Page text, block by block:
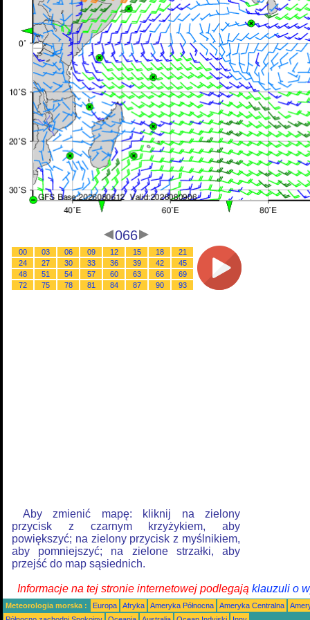
066
00 03 06 09 12 15 18
21
24
27 30 33 36 39 42
45
48
51 54 57 60 63 66
69
72
75 78 81 84 87 90 93
Aby zmienić mapę: kliknij na zielony
przycisk z czarnym krzyżykiem, aby
powiększyć; na zielony przycisk z myślnikiem,
aby pomniejszyć; na zielone strzałki, aby
przejść do map sąsiednich.
Informacje na tej stronie internetowej podlegają klauzuli o
Meteorologia morska : Europa Afryka Ameryka Północna Ameryka Centralna